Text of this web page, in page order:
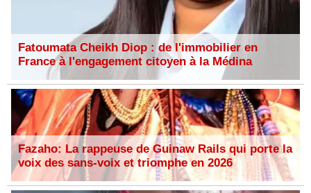
Fatoumata Cheikh Diop : de l'immobilier en
France à l'engagement citoyen à la Médina
Fazaho: La rappeuse de Guinaw Rails qui porte la
voix des sans-voix et triomphe en 2026